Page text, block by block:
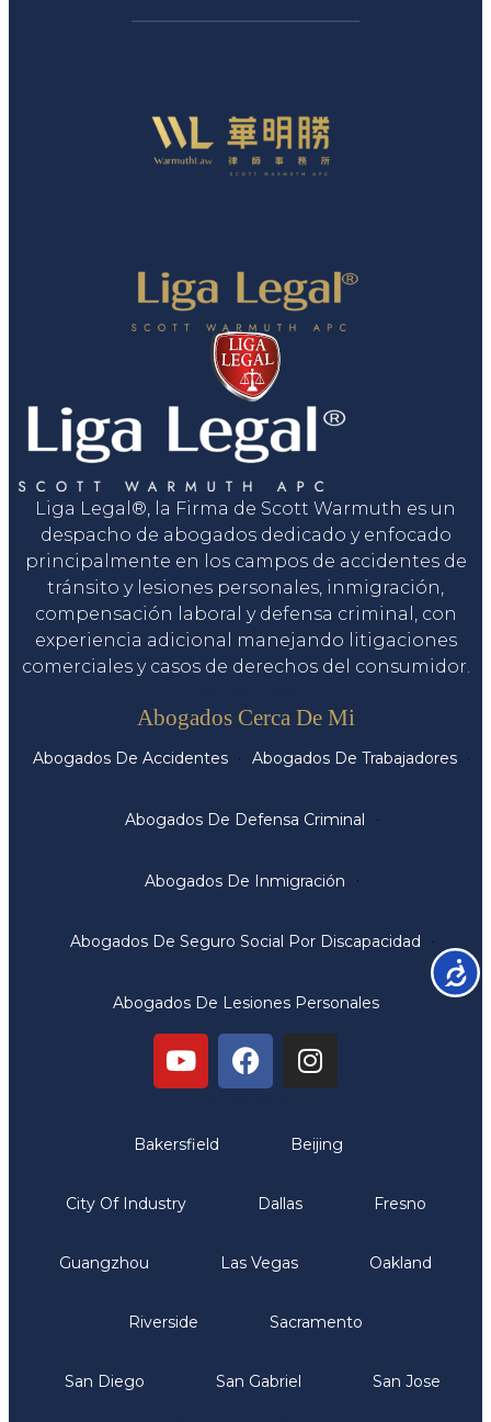
Liga Legal®, la Firma de Scott Warmuth es un
despacho de abogados dedicado y enfocado
principalmente en los campos de accidentes de
tránsito y lesiones personales, inmigración,
compensación laboral y defensa criminal, con
experiencia adicional manejando litigaciones
comerciales y casos de derechos del consumidor.
Abogados Cerca De Mi
Abogados De Accidentes Abogados De Trabajadores
Abogados De Defensa Criminal
Abogados De Inmigración
Abogados De Seguro Social Por Discapacidad
Abogados De Lesiones Personales
Bakersfield Beijing
City Of Industry Dallas Fresno
Guangzhou Las Vegas Oakland
Riverside Sacramento
San Diego San Gabriel San Jose